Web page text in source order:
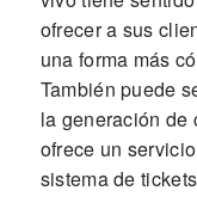
ofrecer a sus
una forma más
También puede
la generación de
ofrece un
sistema de